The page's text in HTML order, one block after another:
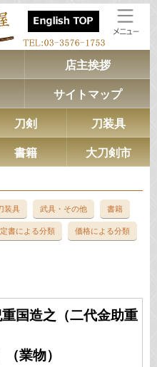
店主挨拶
サイトマップ
刀剣 刀装具
書籍 大刀剣市
装具 武具・その他 書籍
書による分類 価格による分類
国造之（二代金助重
業物）